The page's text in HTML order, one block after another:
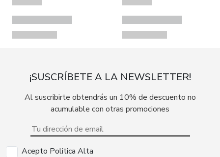
¡SUSCRÍBETE A LA NEWSLETTER!
Al suscribirte obtendrás un 10% de descuento no
acumulable con otras promociones
Acepto Politica Alta